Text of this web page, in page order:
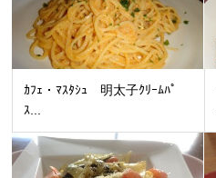
ｶﾌｪ・ﾏｽﾀｼｭ 明太子ｸﾘｰﾑﾊﾟ
ｽ...